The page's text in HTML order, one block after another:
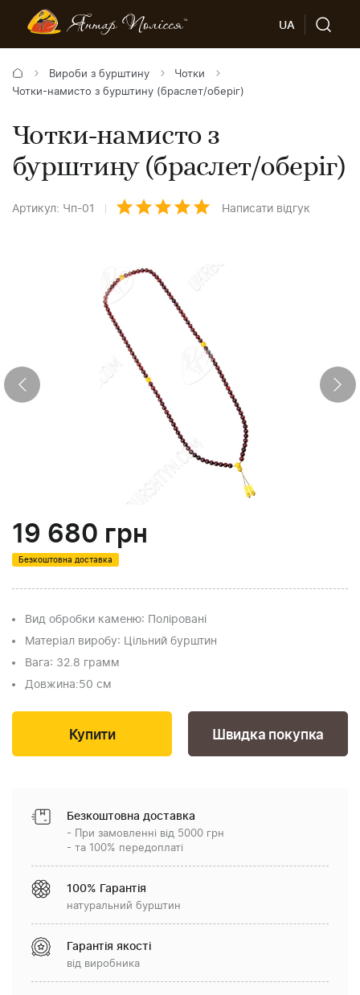
UA
Вироби з бурштину
Чотки
Чотки-намисто з бурштину (браслет/оберіг)
Чотки-намисто з
бурштину (браслет/оберіг)
Артикул: Чп-01 Написати відгук
19 680 грн
Безкоштовна доставка
Вид обробки каменю: Поліровані
Матеріал виробу: Цільний бурштин
Вага: 32.8 грамм
Довжина:50 см
Швидка покупка
Безкоштовна доставка
- При замовленні від 5000 грн
- та 100% передоплаті
100% Гарантія
натуральний бурштин
Гарантія якості
від виробника